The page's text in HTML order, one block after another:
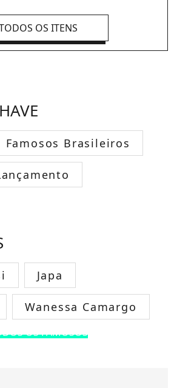
OS ITENS
Famosos Brasileiros
Japa
Wanessa Camargo
OS FAMOSOS